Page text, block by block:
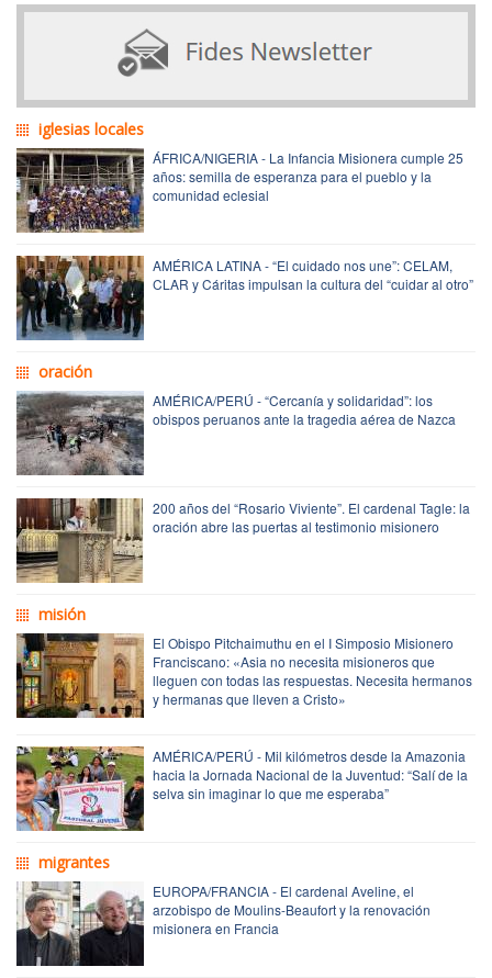
iglesias locales
ÁFRICA/NIGERIA - La Infancia Misionera cumple 25
años: semilla de esperanza para el pueblo y la
comunidad eclesial
AMÉRICA LATINA - “El cuidado nos une”: CELAM,
CLAR y Cáritas impulsan la cultura del “cuidar al otro”
oración
AMÉRICA/PERÚ - “Cercanía y solidaridad”: los
obispos peruanos ante la tragedia aérea de Nazca
200 años del “Rosario Viviente”. El cardenal Tagle: la
oración abre las puertas al testimonio misionero
misión
El Obispo Pitchaimuthu en el I Simposio Misionero
Franciscano: «Asia no necesita misioneros que
lleguen con todas las respuestas. Necesita hermanos
y hermanas que lleven a Cristo»
AMÉRICA/PERÚ - Mil kilómetros desde la Amazonia
hacia la Jornada Nacional de la Juventud: “Salí de la
selva sin imaginar lo que me esperaba”
migrantes
EUROPA/FRANCIA - El cardenal Aveline, el
arzobispo de Moulins-Beaufort y la renovación
misionera en Francia